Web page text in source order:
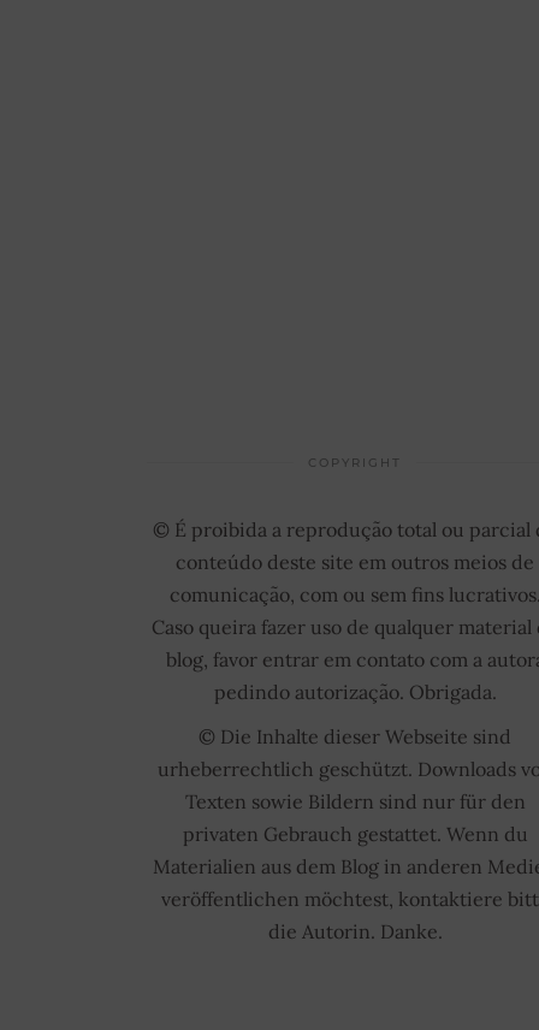
COPYRIGHT
© É proibida a reprodução total ou parcial
conteúdo deste site em outros meios de
comunicação, com ou sem fins
Caso queira fazer uso de qualquer material
blog, favor entrar em contato com a
pedindo autorização. Obrigada.
© Die Inhalte dieser Webseite sind
urheberrechtlich geschützt. Downloads
Texten sowie Bildern sind nur für den
privaten Gebrauch gestattet. Wenn du
Materialien aus dem Blog in anderen
veröffentlichen möchtest, kontaktiere
die Autorin. Danke.